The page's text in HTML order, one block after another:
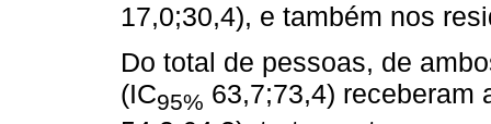
17,0;30,4), e também nos
Do total de pessoas, de
(IC95% 63,7;73,4) receberam